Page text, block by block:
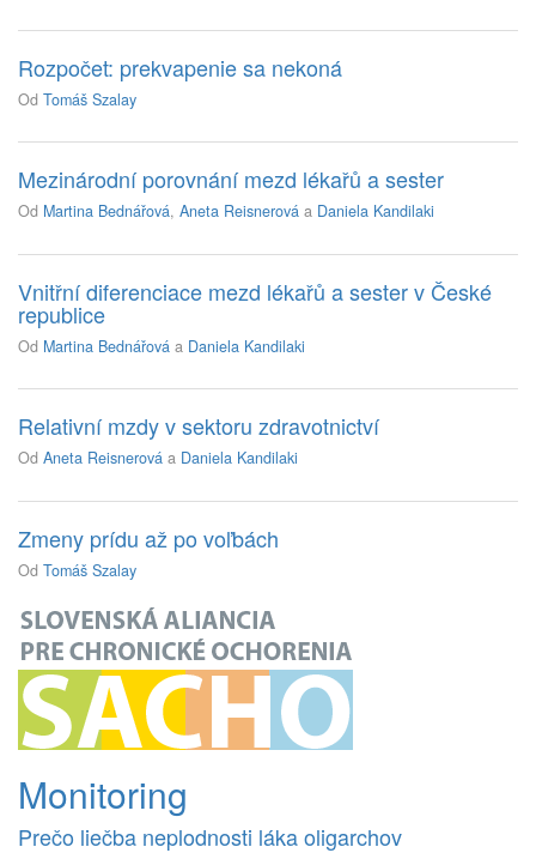
Rozpočet: prekvapenie sa nekoná
Od Tomáš Szalay
Mezinárodní porovnání mezd lékařů a sester
Od Martina Bednářová, Aneta Reisnerová a Daniela Kandilaki
Vnitřní diferenciace mezd lékařů a sester v České
republice
Od Martina Bednářová a Daniela Kandilaki
Relativní mzdy v sektoru zdravotnictví
Od Aneta Reisnerová a Daniela Kandilaki
Zmeny prídu až po voľbách
Od Tomáš Szalay
Monitoring
Prečo liečba neplodnosti láka oligarchov